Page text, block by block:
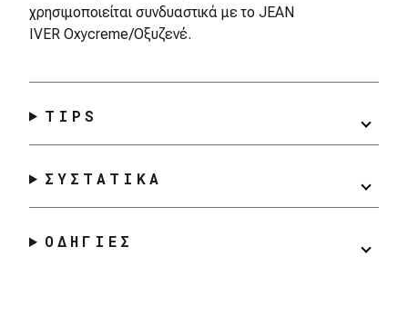
χρησιμοποιείται συνδυαστικά με το JEAN
IVER Oxycreme/Οξυζενέ.
TIPS
ΣΥΣΤΑΤΙΚΑ
ΟΔΗΓΙΕΣ